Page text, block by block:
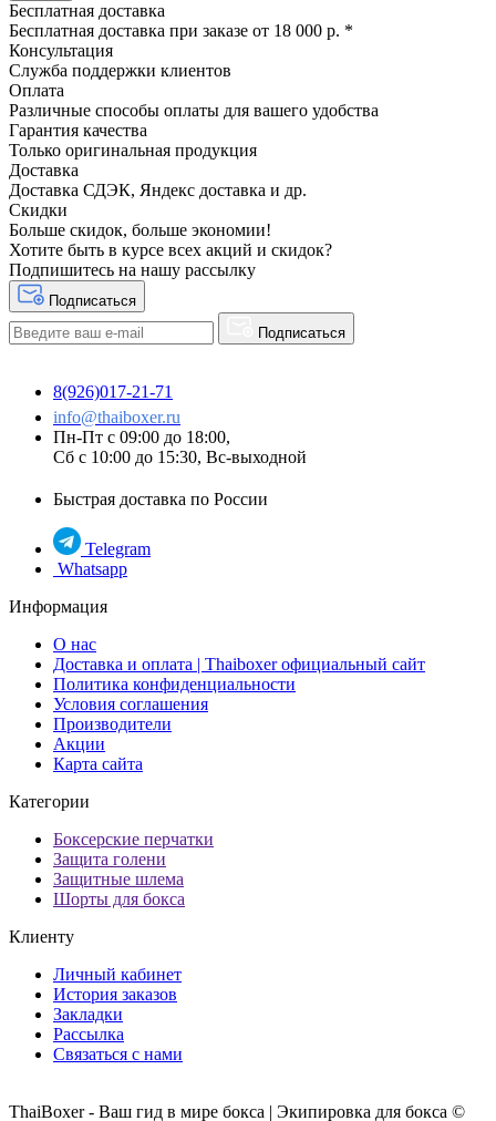
Бесплатная доставка
Бесплатная доставка при заказе от 18 000 р. *
Консультация
Служба поддержки клиентов
Оплата
Различные способы оплаты для вашего удобства
Гарантия качества
Только оригинальная продукция
Доставка
Доставка СДЭК, Яндекс доставка и др.
Скидки
Больше скидок, больше экономии!
Хотите быть в курсе всех акций и скидок?
Подпишитесь на нашу рассылку
Подписаться
Подписаться
8(926)017-21-71
info@thaiboxer.ru
Пн-Пт с 09:00 до 18:00,
Сб с 10:00 до 15:30, Вс-выходной
Быстрая доставка по России
Telegram
Whatsapp
Информация
О нас
Доставка и оплата | Thaiboxer официальный сайт
Политика конфиденциальности
Условия соглашения
Производители
Акции
Карта сайта
Категории
Боксерские перчатки
Защита голени
Защитные шлема
Шорты для бокса
Клиенту
Личный кабинет
История заказов
Закладки
Рассылка
Связаться с нами
ThaiBoxer - Ваш гид в мире бокса | Экипировка для бокса ©